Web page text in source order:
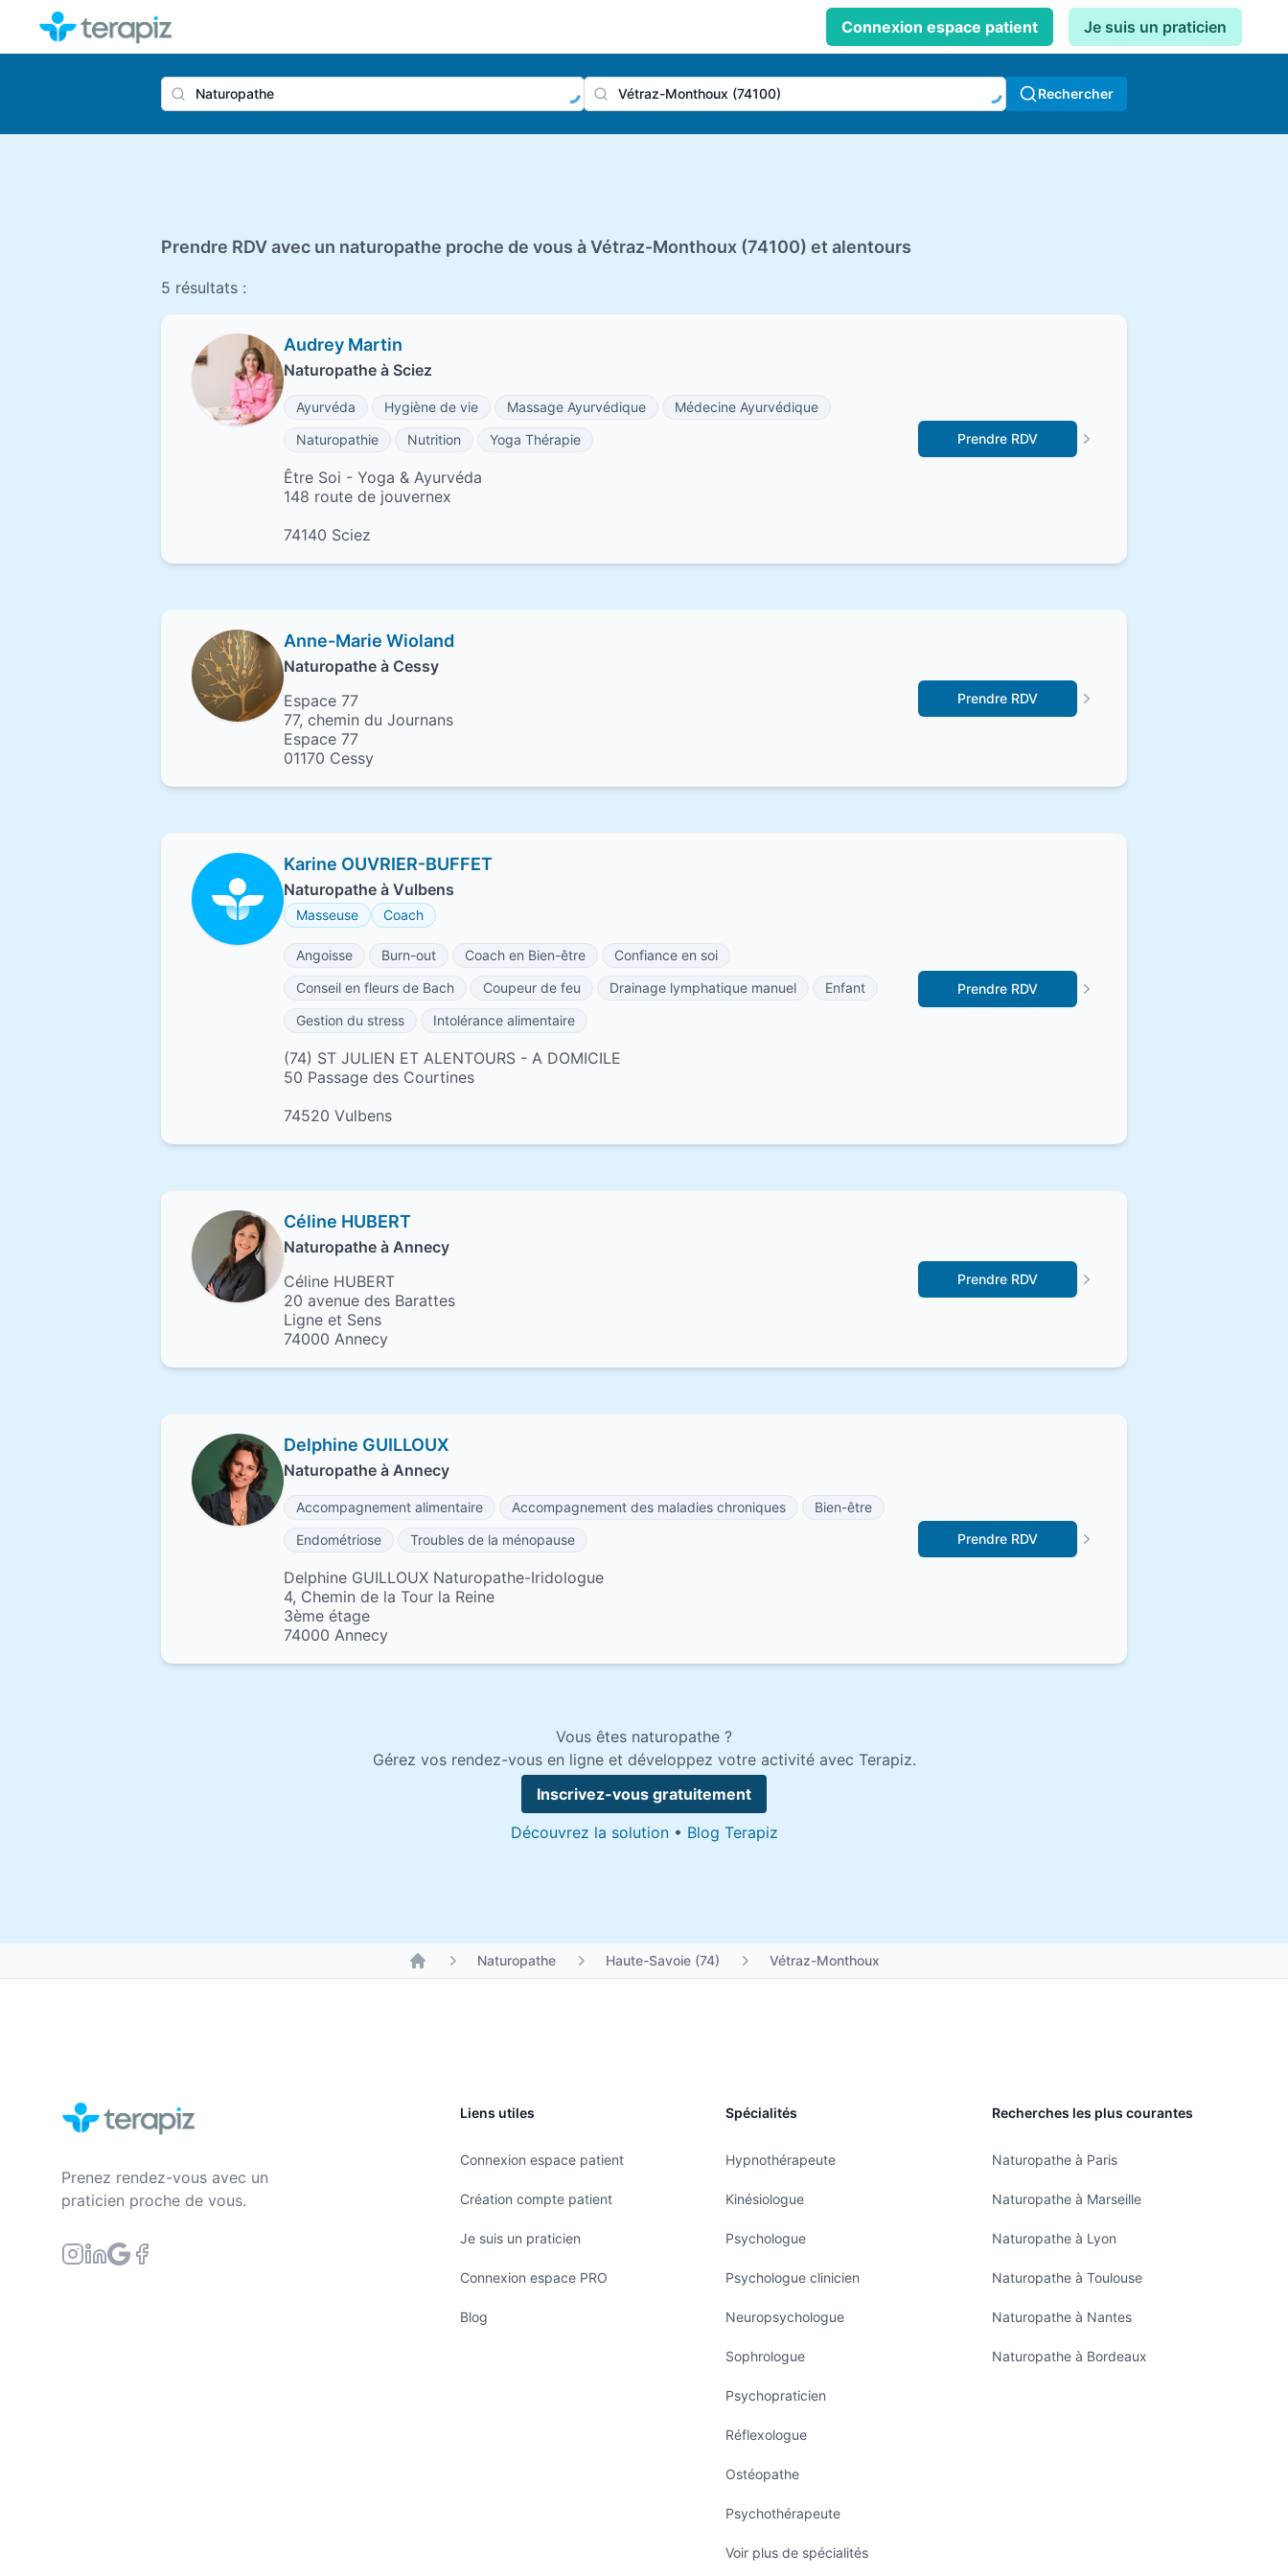
Connexion espace patient Je suis un praticien
Rechercher
Prendre RDV avec un naturopathe proche de vous à Vétraz-Monthoux (74100) et alentours
5 résultats :
Audrey Martin
Naturopathe à Sciez
Ayurvéda Hygiène de vie Massage Ayurvédique
Médecine Ayurvédique
Naturopathie
Nutrition Yoga Thérapie
Être Soi - Yoga & Ayurvéda
148 route de jouvernex
74140 Sciez
Prendre RDV
Anne-Marie Wioland
Naturopathe à Cessy
Espace 77
77, chemin du Journans
Espace 77
01170 Cessy
Prendre RDV
Karine OUVRIER-BUFFET
Naturopathe à Vulbens
Masseuse Coach
Angoisse Burn-out Coach en Bien-être
Confiance en soi
Conseil en fleurs de Bach
Coupeur de feu Drainage lymphatique manuel
Enfant
Gestion du stress
Intolérance alimentaire
(74) ST JULIEN ET ALENTOURS - A DOMICILE
50 Passage des Courtines
74520 Vulbens
Prendre RDV
Céline HUBERT
Naturopathe à Annecy
Céline HUBERT
20 avenue des Barattes
Ligne et Sens
74000 Annecy
Prendre RDV
Delphine GUILLOUX
Naturopathe à Annecy
Accompagnement alimentaire Accompagnement des maladies chroniques
Bien-être
Endométriose
Troubles de la ménopause
Delphine GUILLOUX Naturopathe-Iridologue
4, Chemin de la Tour la Reine
3ème étage
74000 Annecy
Prendre RDV
Vous êtes naturopathe ?
Gérez vos rendez-vous en ligne et développez votre activité avec Terapiz.
Inscrivez-vous gratuitement
Découvrez la solution• Blog Terapiz
Naturopathe Haute-Savoie (74) Vétraz-Monthoux
Prenez rendez-vous avec un
praticien proche de vous.
Liens utiles
Connexion espace patient
Création compte patient
Je suis un praticien
Connexion espace PRO
Blog
Spécialités
Hypnothérapeute
Kinésiologue
Psychologue
Psychologue clinicien
Neuropsychologue
Sophrologue
Psychopraticien
Réflexologue
Ostéopathe
Psychothérapeute
Voir plus de spécialités
Recherches les plus courantes
Naturopathe à Paris
Naturopathe à Marseille
Naturopathe à Lyon
Naturopathe à Toulouse
Naturopathe à Nantes
Naturopathe à Bordeaux